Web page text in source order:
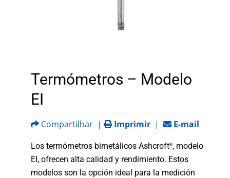
Termómetros – Modelo
EI
Compartilhar | Imprimir | E-mail
Los termómetros bimetálicos Ashcroft®, modelo
EI, ofrecen alta calidad y rendimiento. Estos
modelos son la opción ideal para la medición